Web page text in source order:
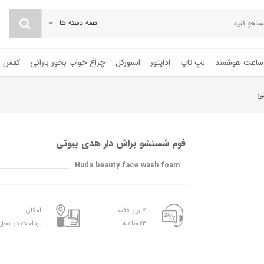
همه دسته ها
ساعت هوشمند لپ تاپ اداپتور اسنورکل چراغ خواب بخور بارانی کفش
فوم شستشو براش دار ‌هدی بیوتی
Huda beauty face wash foam
۷ روز هفته
۲۴ ساعته
امکان
پرداخت در